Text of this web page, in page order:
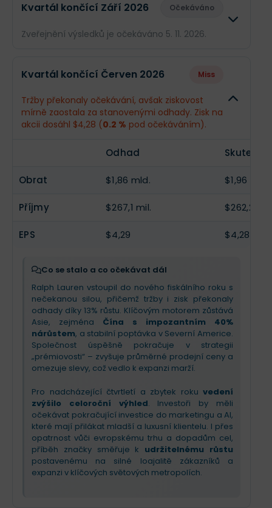
Kvartál končící Září 2026 Očekáváno
Zveřejnění výsledků je očekáváno 5. 11. 2026.
Příjmy $252 mil.
Kvartál končící Červen 2026 Miss
Tržby překonaly očekávání, avšak ziskovost
mírně zaostala za stanovenými odhady. Zisk na
akcii dosáhl $4,28 (0.2 % pod očekáváním).
Odhad
Obrat $1,86 mld. $1,96 mld.
Příjmy $267,1 mil. $262,2 mil.
EPS $4,29 $4,28
Co se stalo a co očekávat dál
Ralph Lauren vstoupil do nového fiskálního roku s
nečekanou silou, přičemž tržby i zisk překonaly
odhady díky 13% růstu. Klíčovým motorem zůstává
Asie, zejména Čína s impozantním 40%
nárůstem, a stabilní poptávka v Severní Americe.
Společnost úspěšně pokračuje v strategii
„prémiovosti“ – zvyšuje průměrné prodejní ceny a
omezuje slevy, což vedlo k expanzi marží.
Pro nadcházející čtvrtletí a zbytek roku vedení
zvýšilo celoroční výhled. Investoři by měli
očekávat pokračující investice do marketingu a AI,
které mají přilákat mladší a luxusní klientelu. I přes
opatrnost vůči evropskému trhu a dopadům cel,
příběh značky směřuje k udržitelnému růstu
postavenému na silné loajalitě zákazníků a
expanzi v klíčových světových metropolích.